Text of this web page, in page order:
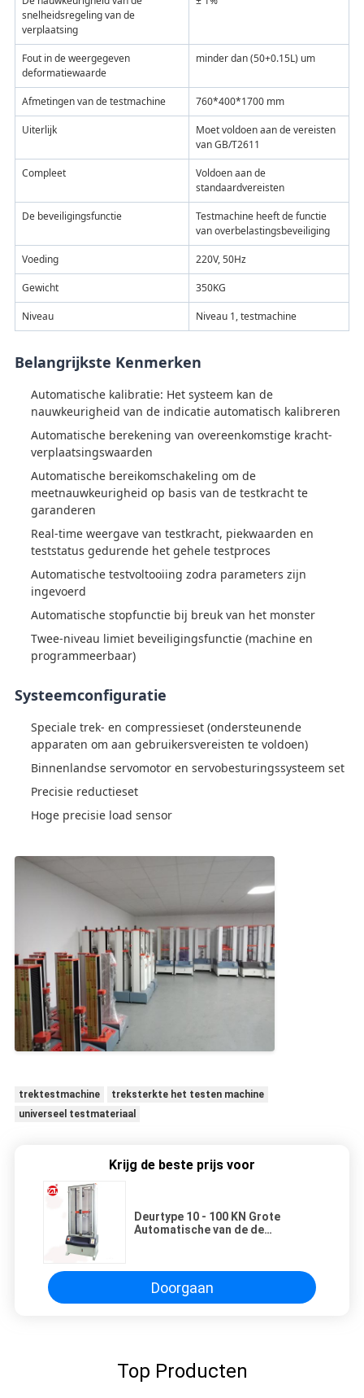
snelheidsregeling van de
verplaatsing
Fout in de weergegeven
deformatiewaarde
minder dan (50+0.15L) um
Afmetingen van de testmachine 760*400*1700 mm
Uiterlijk
Moet voldoen aan de vereisten
van GB/T2611
Compleet
Voldoen aan de
standaardvereisten
De beveiligingsfunctie
Testmachine heeft de functie
van overbelastingsbeveiliging
Voeding 220V, 50Hz
Gewicht 350KG
Niveau Niveau 1, testmachine
Belangrijkste Kenmerken
Automatische kalibratie: Het systeem kan de
nauwkeurigheid van de indicatie automatisch kalibreren
Automatische berekening van overeenkomstige kracht-
verplaatsingswaarden
Automatische bereikomschakeling om de
meetnauwkeurigheid op basis van de testkracht te
garanderen
Real-time weergave van testkracht, piekwaarden en
teststatus gedurende het gehele testproces
Automatische testvoltooiing zodra parameters zijn
ingevoerd
Automatische stopfunctie bij breuk van het monster
Twee-niveau limiet beveiligingsfunctie (machine en
programmeerbaar)
Systeemconfiguratie
Speciale trek- en compressieset (ondersteunende
apparaten om aan gebruikersvereisten te voldoen)
Binnenlandse servomotor en servobesturingssysteem set
Precisie reductieset
Hoge precisie load sensor
trektestmachine
treksterkte het testen machine
universeel testmateriaal
Krijg de beste prijs voor
Deurtype 10 - 100 KN Grote
Automatische van de de
Doorgaan
Top Producten